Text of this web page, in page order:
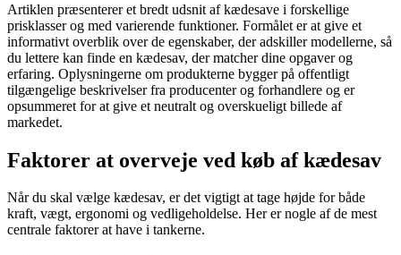
Artiklen præsenterer et bredt udsnit af kædesave i forskellige
prisklasser og med varierende funktioner. Formålet er at give et
informativt overblik over de egenskaber, der adskiller modellerne, så
du lettere kan finde en kædesav, der matcher dine opgaver og
erfaring. Oplysningerne om produkterne bygger på offentligt
tilgængelige beskrivelser fra producenter og forhandlere og er
opsummeret for at give et neutralt og overskueligt billede af
markedet.
Faktorer at overveje ved køb af kædesav
Når du skal vælge kædesav, er det vigtigt at tage højde for både
kraft, vægt, ergonomi og vedligeholdelse. Her er nogle af de mest
centrale faktorer at have i tankerne.